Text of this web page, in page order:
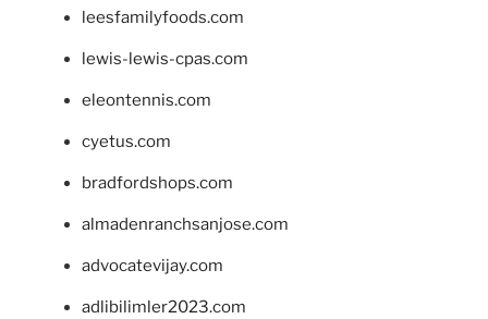
leesfamilyfoods.com
lewis-lewis-cpas.com
eleontennis.com
cyetus.com
bradfordshops.com
almadenranchsanjose.com
advocatevijay.com
adlibilimler2023.com